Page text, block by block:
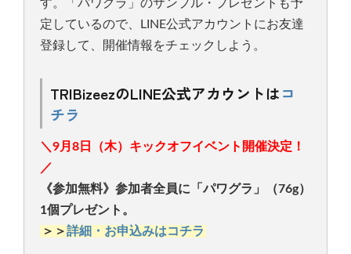
す。「パワグラ」のサンプル・プレゼントも予
定しているので、LINE公式アカウントにお友達
登録して、開催情報をチェックしよう。
TRIBizeezのLINE公式アカウントはコ
チラ
＼9月8日（木）キックオフイベント開催決定！
／
《参加無料》参加者全員に「パワグラ」（76g）
1個プレゼント。
＞＞詳細・お申込みはコチラ